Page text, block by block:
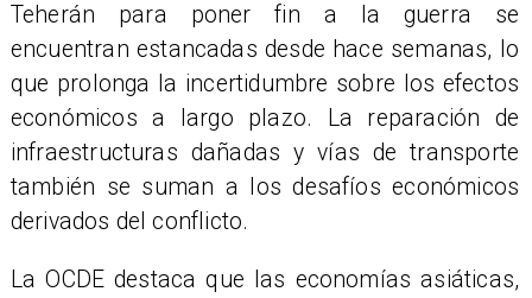
Teherán para poner fin a la guerra se
encuentran estancadas desde hace semanas, lo
que prolonga la incertidumbre sobre los efectos
económicos a largo plazo. La reparación de
infraestructuras dañadas y vías de transporte
también se suman a los desafíos económicos
derivados del conflicto.
La OCDE destaca que las economías asiáticas,